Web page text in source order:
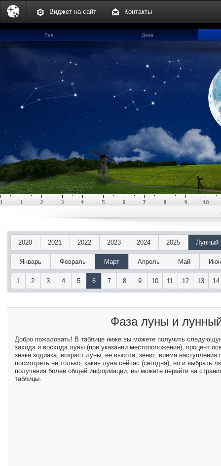
Виджет на сайт Контакты
Лев
Дева
2020 2021 2022 2023 2024 2025 Лунный
Январь Февраль Март Апрель Май
1 2 3 4 5 6 7 8 9 10 11 12 13 14
Фаза луны и
Добро пожаловать! В таблице ниже вы можете получить
захода и восхода луны (при указании местоположения), процент
знаке зодиака, возраст луны, её высота, зенит, время
посмотреть не только, какая луна сейчас (сегодня), но и
получения более общей информации, вы можете перейти на
таблицы.